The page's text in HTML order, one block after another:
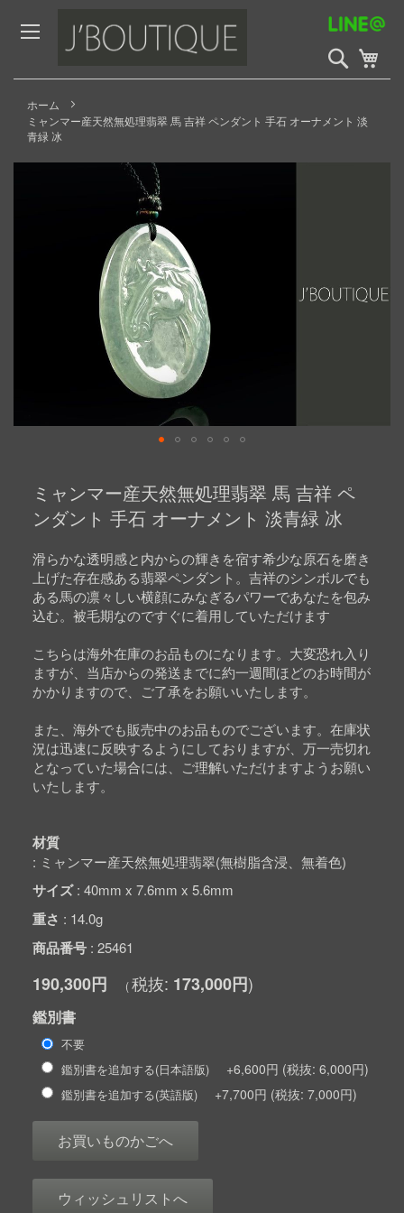
to
Content
検
索
開
ホーム
ミャンマー産天然無処理翡翠 馬 吉祥 ペンダント 手石 オーナメント 淡
青緑 冰
Skip
beginning
images
gallery
ミャンマー産天然無処理翡翠 馬 吉祥 ペ
ンダント 手石 オーナメント 淡青緑 冰
滑らかな透明感と内からの輝きを宿す希少な原石を磨き
上げた存在感ある翡翠ペンダント。吉祥のシンボルでも
ある馬の凛々しい横顔にみなぎるパワーであなたを包み
込む。被毛期なのですぐに着用していただけます
こちらは海外在庫のお品ものになります。大変恐れ入り
ますが、当店からの発送までに約一週間ほどのお時間が
かかりますので、ご了承をお願いいたします。
また、海外でも販売中のお品ものでございます。在庫状
況は迅速に反映するようにしておりますが、万一売切れ
となっていた場合には、ご理解いただけますようお願い
いたします。
材質
ミャンマー産天然無処理翡翠(無樹脂含浸、無着色)
サイズ 40mm x 7.6mm x 5.6mm
重さ 14.0g
商品番号 25461
190,300円 173,000円
鑑別書
不要
鑑別書を追加する(日本語版)
+6,600円 6,000円
鑑別書を追加する(英語版) +7,700円 7,000円
お買いものかごへ
ウィッシュリストへ